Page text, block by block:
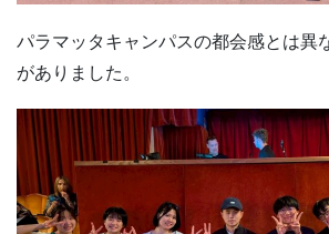
パラマッタキャンパスの都会感とは異
がありました。